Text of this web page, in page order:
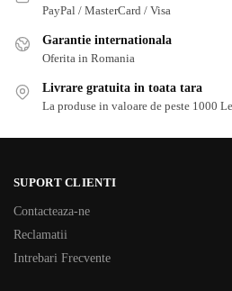
PayPal / MasterCard / Visa
Garantie internationala
Oferita in Romania
Livrare gratuita in toata tara
La produse in valoare de peste 1000
SUPORT CLIENTI
Contacteaza-ne
Reclamatii
Intrebari Frecvente